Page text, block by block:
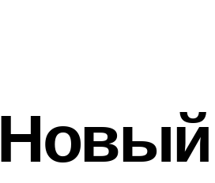
Новый